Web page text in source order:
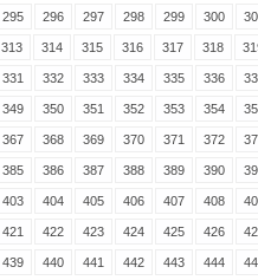
295 296 297 298 299 300
313 314 315 316 317 318
331 332 333 334 335 336
349 350 351 352 353 354
367 368 369 370 371 372
385 386 387 388 389 390
403 404 405 406 407 408
421 422 423 424 425 426
439 440 441 442 443 444